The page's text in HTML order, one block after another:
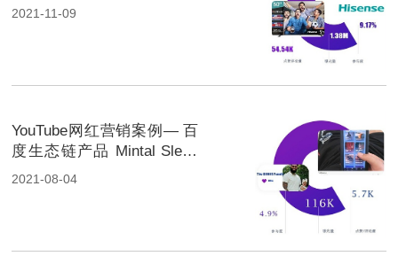
2021-11-09
YouTube网红营销案例— 百
度生态链产品 Mintal Sleep
降噪音响
2021-08-04